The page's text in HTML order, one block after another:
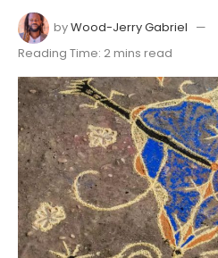
byWood-Jerry Gabriel
Reading Time: 2 mins read